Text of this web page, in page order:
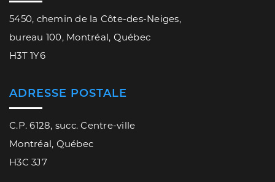
5450, chemin de la Côte-des-Neiges,
bureau 100, Montréal, Québec
H3T 1Y6
ADRESSE POSTALE
C.P. 6128, succ. Centre-ville
Montréal, Québec
H3C 3J7